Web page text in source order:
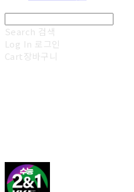
Search 검색
Log In 로그인
Cart장바구니